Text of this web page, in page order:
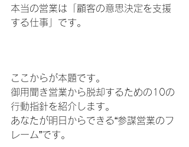
本当の営業は「顧客の意思決定を支援
する仕事」です。
ここからが本題です。
御用聞き営業から脱却するための10の
行動指針を紹介します。
あなたが明日からできる“参謀営業のフ
レーム”です。